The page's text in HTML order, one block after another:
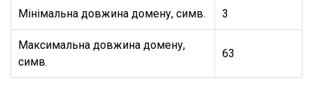
Мінімальна довжина домену, симв. 3
Максимальна довжина домену,
симв.
63